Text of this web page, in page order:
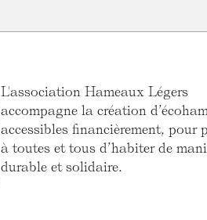
L'association Hameaux Légers
accompagne la création
accessibles financièrement, pour
à toutes et tous d’habiter de
durable et solidaire.